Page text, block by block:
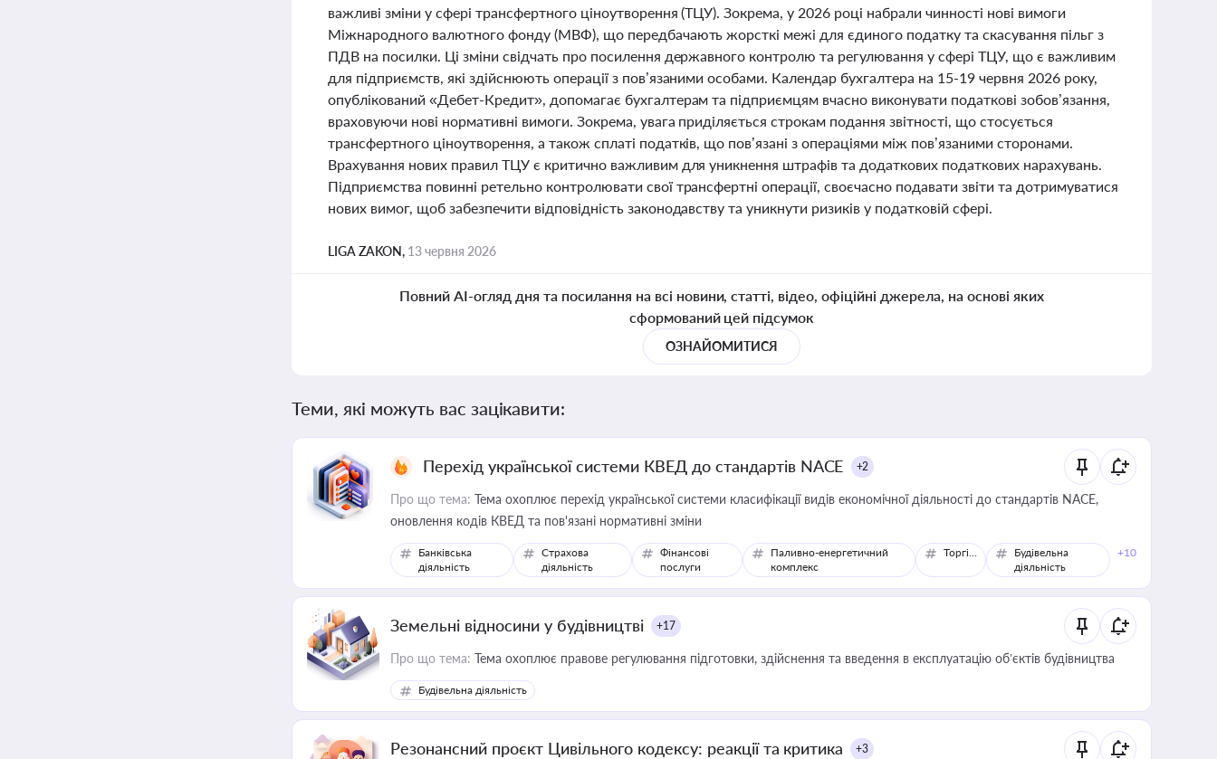
важливі зміни у сфері трансфертного ціноутворення (ТЦУ). Зокрема, у 2026 році набрали чинності нові вимоги
Міжнародного валютного фонду (МВФ), що передбачають жорсткі межі для єдиного податку та скасування пільг з
ПДВ на посилки. Ці зміни свідчать про посилення державного контролю та регулювання у сфері ТЦУ, що є важливим
для підприємств, які здійснюють операції з пов’язаними особами. Календар бухгалтера на 15-19 червня 2026 року,
опублікований «Дебет-Кредит», допомагає бухгалтерам та підприємцям вчасно виконувати податкові зобов’язання,
враховуючи нові нормативні вимоги. Зокрема, увага приділяється строкам подання звітності, що стосується
трансфертного ціноутворення, а також сплаті податків, що пов’язані з операціями між пов’язаними сторонами.
Врахування нових правил ТЦУ є критично важливим для уникнення штрафів та додаткових податкових нарахувань.
Підприємства повинні ретельно контролювати свої трансфертні операції, своєчасно подавати звіти та дотримуватися
нових вимог, щоб забезпечити відповідність законодавству та уникнути ризиків у податковій сфері.
LIGA ZAKON, 13 червня 2026
Повний AI-огляд дня та посилання на всі новини, статті, відео, офіційні джерела, на основі яких
сформований цей підсумок
ОЗНАЙОМИТИСЯ
Теми, які можуть вас зацікавити:
Перехід української системи КВЕД до стандартів NACE +2
Про що тема: Тема охоплює перехід української системи класифікації видів економічної діяльності до стандартів NACE,
оновлення кодів КВЕД та пов'язані нормативні зміни
Банківська
діяльність
Страхова
діяльність
Фінансові
послуги
Паливно-енергетичний
комплекс
Торгівля
Будівельна
діяльність
+10
Земельні відносини у будівництві +17
Про що тема: Тема охоплює правове регулювання підготовки, здійснення та введення в експлуатацію об’єктів будівництва
Будівельна діяльність
Резонансний проєкт Цивільного кодексу: реакції та критика +3